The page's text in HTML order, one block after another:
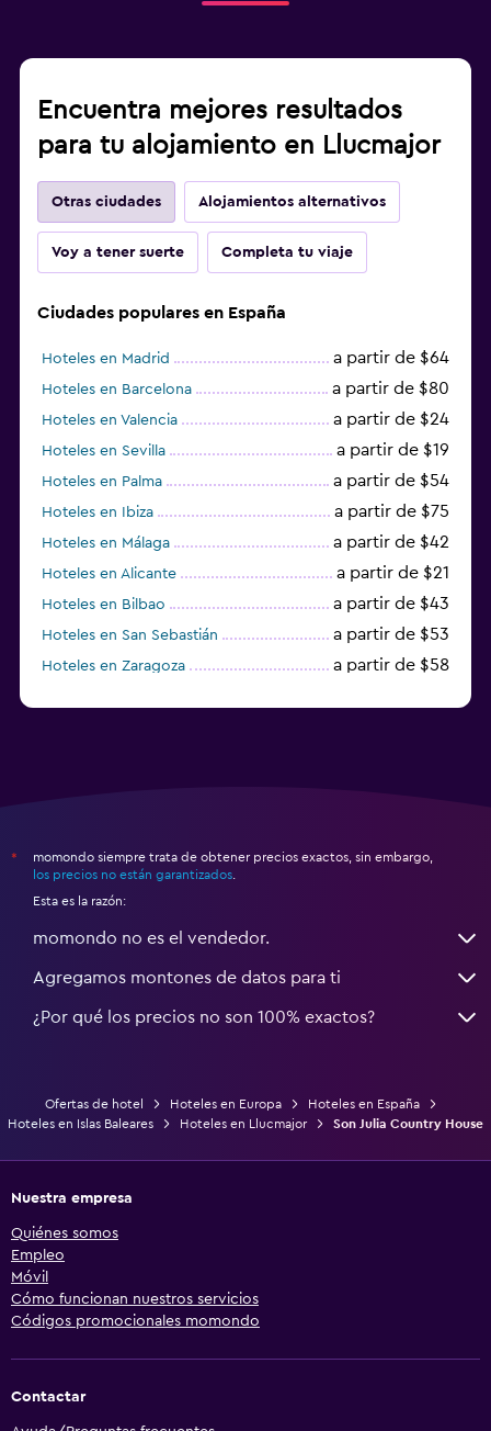
Encuentra mejores resultados
para tu alojamiento en Llucmajor
Otras ciudades Alojamientos alternativos
Voy a tener suerte Completa tu viaje
Ciudades populares en España
Hoteles en Madrid a partir de $64
Hoteles en Barcelona a partir de $80
Hoteles en Valencia a partir de $24
Hoteles en Sevilla a partir de $19
Hoteles en Palma a partir de $54
Hoteles en Ibiza a partir de $75
Hoteles en Málaga a partir de $42
Hoteles en Alicante a partir de $21
Hoteles en Bilbao a partir de $43
Hoteles en San Sebastián a partir de $53
Hoteles en Zaragoza a partir de $58
*
momondo siempre trata de obtener precios exactos, sin embargo,
los precios no están garantizados
Esta es la razón:
momondo no es el vendedor.
Agregamos montones de datos para ti
¿Por qué los precios no son 100% exactos?
Ofertas de hotel Hoteles en Europa
Hoteles en España
Hoteles en Islas Baleares
Hoteles en Llucmajor Son Julia Country House
Nuestra empresa
Quiénes somos
Empleo
Móvil
Cómo funcionan nuestros servicios
Códigos promocionales momondo
Contactar